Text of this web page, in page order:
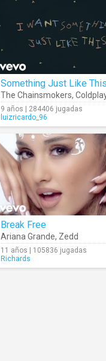
The Chainsmokers,
9 años | 284406 jugadas
luizricardo_96
Break Free
Ariana Grande, Zedd
11 años | 105836 jugadas
Richards